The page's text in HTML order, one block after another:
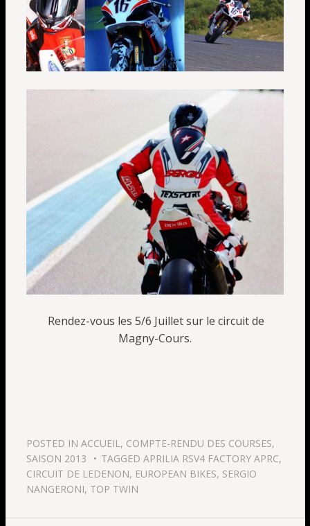
Rendez-vous les 5/6 Juillet sur le circuit de
Magny-Cours.
POSTED IN ACCUEIL, COMPTE-RENDU DES COURSES,
SAISON 2013
TAGGED APRILIA RSV4 FACTORY APRC,
CIRCUIT DE LEDENON, EUROPEAN BIKES, SERGIO
NANGERONI, TOP TWIN